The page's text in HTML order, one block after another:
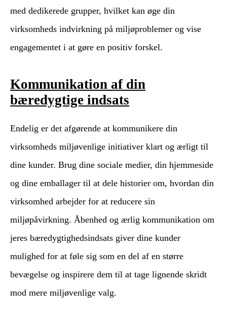
med dedikerede grupper, hvilket kan øge din
virksomheds indvirkning på miljøproblemer og vise
engagementet i at gøre en positiv forskel.
Kommunikation af din
bæredygtige indsats
Endelig er det afgørende at kommunikere din
virksomheds miljøvenlige initiativer klart og ærligt til
dine kunder. Brug dine sociale medier, din hjemmeside
og dine emballager til at dele historier om, hvordan din
virksomhed arbejder for at reducere sin
miljøpåvirkning. Åbenhed og ærlig kommunikation om
jeres bæredygtighedsindsats giver dine kunder
mulighed for at føle sig som en del af en større
bevægelse og inspirere dem til at tage lignende skridt
mod mere miljøvenlige valg.